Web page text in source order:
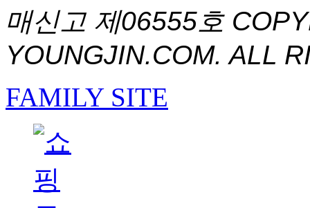
매신고 제06555호
YOUNGJIN.COM. ALL
FAMILY SITE